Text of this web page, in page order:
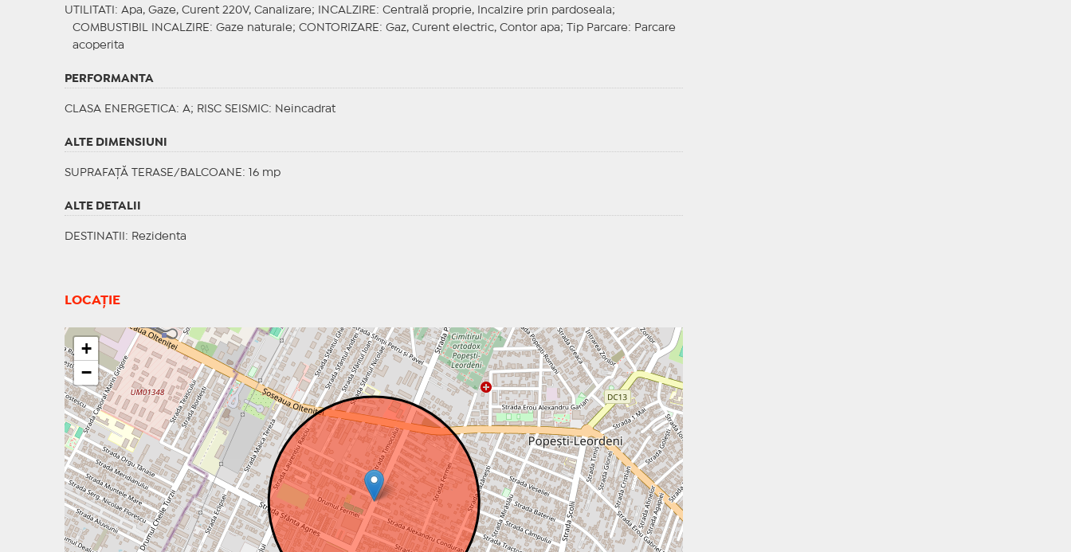
UTILITATI : Apa, Gaze, Curent 220V, Canalizare; INCALZIRE : Centrală proprie, Incalzire prin pardoseala;
COMBUSTIBIL INCALZIRE : Gaze naturale; CONTORIZARE : Gaz, Curent electric, Contor apa; Tip Parcare: Parcare
acoperita
PERFORMANTA
CLASA ENERGETICA: A; RISC SEISMIC: Neincadrat
ALTE DIMENSIUNI
SUPRAFAȚĂ TERASE/BALCOANE: 16 mp
ALTE DETALII
DESTINATII : Rezidenta
LOCAȚIE
+
−